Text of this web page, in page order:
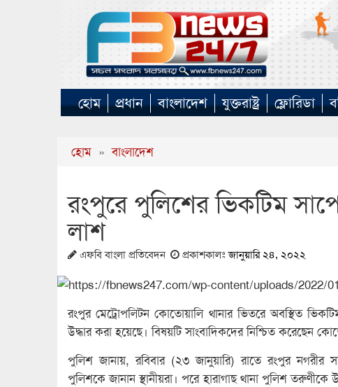
হোম প্রধান বাংলাদেশ যুক্তরাষ্ট্র ফ্লোরিডা
হোম » বাংলাদেশ
রংপুরে পুলিশের ভিকটিম
লাশ
এফবি বাংলা প্রতিবেদন প্রকাশকালঃজানুয়ারি ২৪, ২০২২
রংপুর মেট্রোপলিটন কোতোয়ালি থানার ভিতরে অবস্থিত
উদ্ধার করা হয়েছে। বিষয়টি সাংবাদিকদের নিশ্চিত করেছেন
পুলিশ জানায়, রবিবার (২৩ জানুয়ারি) রাতে রংপুর
পুলিশকে জানান স্থানীয়রা। পরে হারাগাছ থানা পুলিশ